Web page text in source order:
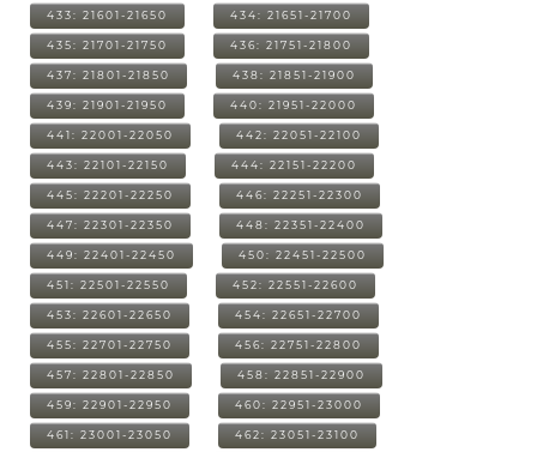
433: 21601-21650 434: 21651-21700
435: 21701-21750 436: 21751-21800
437: 21801-21850 438: 21851-21900
439: 21901-21950 440: 21951-22000
441: 22001-22050 442: 22051-22100
443: 22101-22150 444: 22151-22200
445: 22201-22250 446: 22251-22300
447: 22301-22350 448: 22351-22400
449: 22401-22450 450: 22451-22500
451: 22501-22550 452: 22551-22600
453: 22601-22650 454: 22651-22700
455: 22701-22750 456: 22751-22800
457: 22801-22850 458: 22851-22900
459: 22901-22950 460: 22951-23000
461: 23001-23050 462: 23051-23100